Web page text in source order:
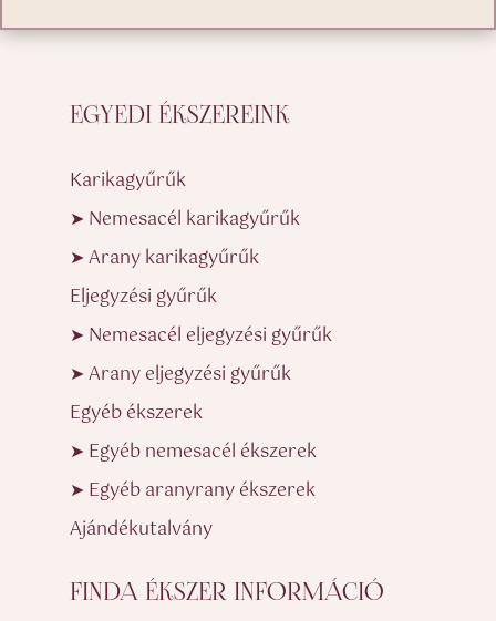
EGYEDI ÉKSZEREINK
Karikagyűrűk
➤ Nemesacél karikagyűrűk
➤ Arany karikagyűrűk
Eljegyzési gyűrűk
➤ Nemesacél eljegyzési gyűrűk
➤ Arany eljegyzési gyűrűk
Egyéb ékszerek
➤ Egyéb nemesacél ékszerek
➤ Egyéb aranyrany ékszerek
Ajándékutalvány
FINDA ÉKSZER INFORMÁCIÓ